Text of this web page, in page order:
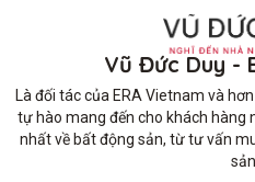
Vũ Đức Duy -
Là đối tác của ERA Vietnam và
tự hào mang đến cho khách hàng
nhất về bất động sản, từ tư vấn